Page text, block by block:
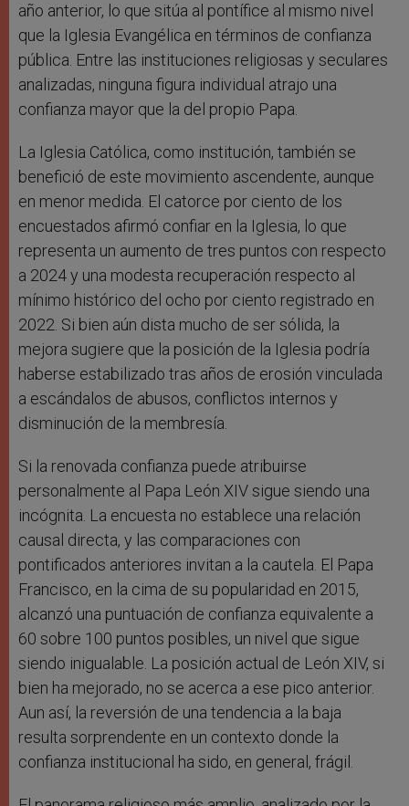
año anterior, lo que sitúa al pontífice al mismo nivel
que la Iglesia Evangélica en términos de confianza
pública. Entre las instituciones religiosas y seculares
analizadas, ninguna figura individual atrajo una
confianza mayor que la del propio Papa.
La Iglesia Católica, como institución, también se
benefició de este movimiento ascendente, aunque
en menor medida. El catorce por ciento de los
encuestados afirmó confiar en la Iglesia, lo que
representa un aumento de tres puntos con respecto
a 2024 y una modesta recuperación respecto al
mínimo histórico del ocho por ciento registrado en
2022. Si bien aún dista mucho de ser sólida, la
mejora sugiere que la posición de la Iglesia podría
haberse estabilizado tras años de erosión vinculada
a escándalos de abusos, conflictos internos y
disminución de la membresía.
Si la renovada confianza puede atribuirse
personalmente al Papa León XIV sigue siendo una
incógnita. La encuesta no establece una relación
causal directa, y las comparaciones con
pontificados anteriores invitan a la cautela. El Papa
Francisco, en la cima de su popularidad en 2015,
alcanzó una puntuación de confianza equivalente a
60 sobre 100 puntos posibles, un nivel que sigue
siendo inigualable. La posición actual de León XIV, si
bien ha mejorado, no se acerca a ese pico anterior.
Aun así, la reversión de una tendencia a la baja
resulta sorprendente en un contexto donde la
confianza institucional ha sido, en general, frágil.